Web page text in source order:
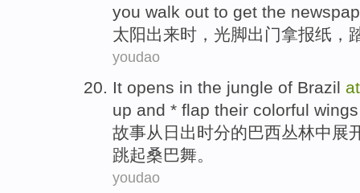
you walk out to get the
太阳出来时 ， 光脚出门拿报纸 ，
youdao
It opens in the jungle of Brazil
up and * flap their colorful wings
故事从 日出时分的巴西丛林中 展
跳起桑巴舞。
youdao